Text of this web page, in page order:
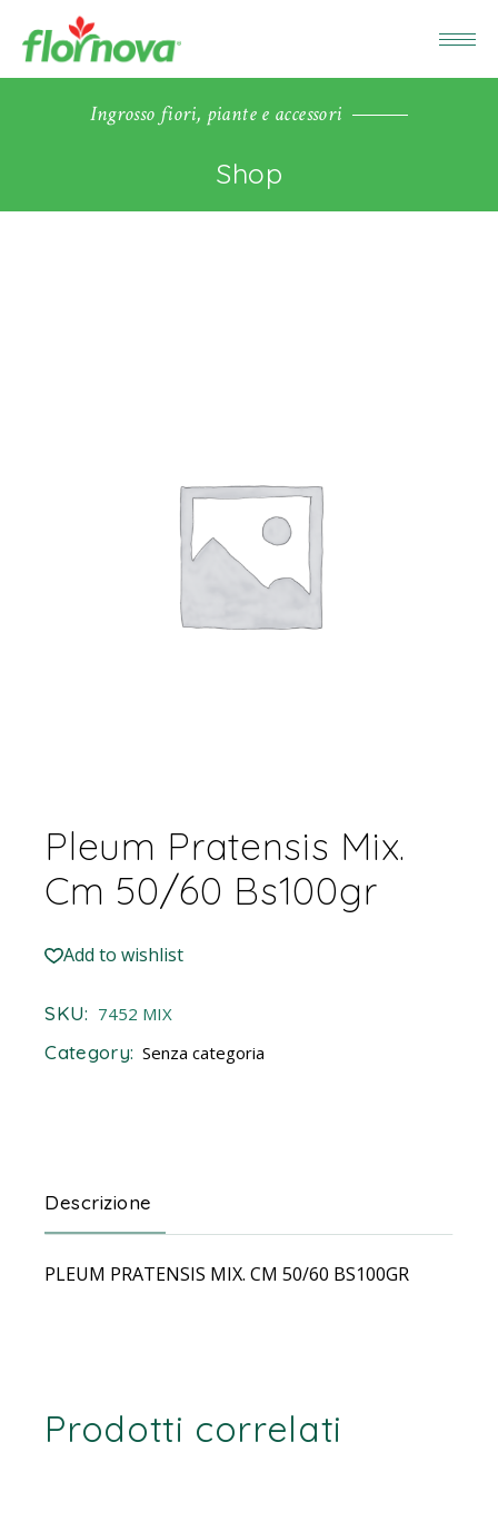
Ingrosso fiori, piante e accessori
Shop
Pleum Pratensis Mix.
Cm 50/60 Bs100gr
Add to wishlist
SKU: 7452 MIX
Category: Senza categoria
Descrizione
PLEUM PRATENSIS MIX. CM 50/60 BS100GR
Prodotti correlati